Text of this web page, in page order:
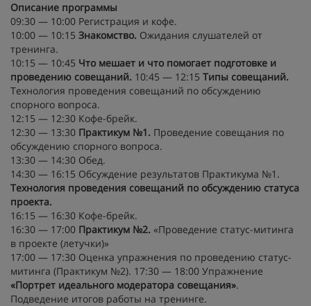
Описание программы
09:30 — 10:00 Регистрация и кофе.
10:00 — 10:15 Знакомство. Ожидания слушателей от
тренинга.
10:15 — 10:45 Что мешает и что помогает подготовке и
проведению совещаний. 10:45 — 12:15 Типы совещаний.
Технология проведения совещаний по обсуждению
спорного вопроса.
12:15 — 12:30 Кофе-брейк.
12:30 — 13:30 Практикум №1. Проведение совещания по
обсуждению спорного вопроса.
13:30 — 14:30 Обед.
14:30 — 16:15 Обсуждение результатов Практикума №1.
Технология проведения совещаний по обсуждению статуса
проекта.
16:15 — 16:30 Кофе-брейк.
16:30 — 17:00 Практикум №2. «Проведение статус-митинга
в проекте (летучки)»
17:00 — 17:30 Оценка упражнения по проведению статус-
митинга (Практикум №2). 17:30 — 18:00 Упражнение
«Портрет идеального модератора совещания».
Подведение итогов работы на тренинге.